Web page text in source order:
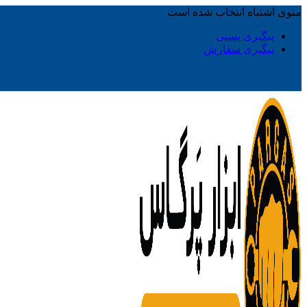
منوی اشتباه انتخاب شده است
پیگیری پستی
پیگیری سفارش